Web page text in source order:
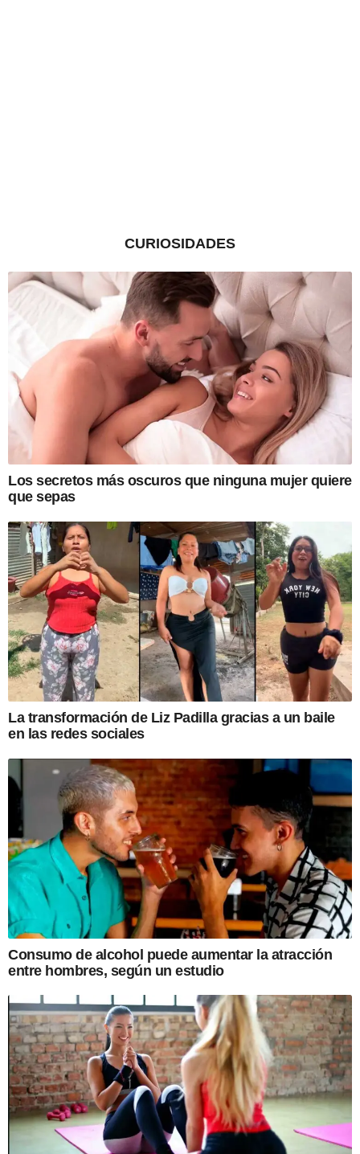
CURIOSIDADES
Los secretos más oscuros que ninguna mujer quiere
que sepas
La transformación de Liz Padilla gracias a un baile
en las redes sociales
Consumo de alcohol puede aumentar la atracción
entre hombres, según un estudio